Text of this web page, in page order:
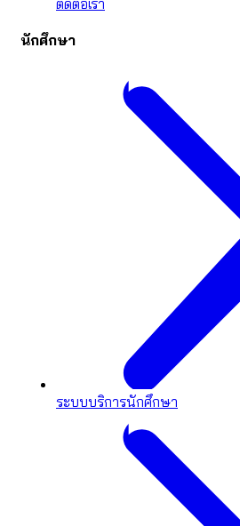
นักศึกษา
ระบบบริการนักศึกษา